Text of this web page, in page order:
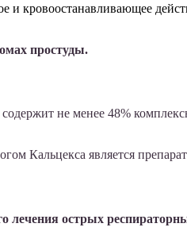
и кровоостанавливающее
простуды.
не менее 48%
Кальцекса является
лечения острых